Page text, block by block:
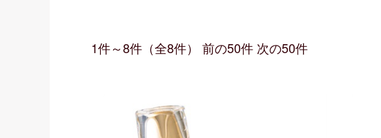
1件～8件（全8件） 前の50件 次の50件